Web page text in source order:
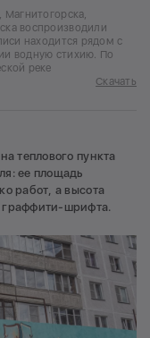
Магнитогорска,
воспроизводили
находится рядом с
водную стихию. По
реке
Скачать
теплового пункта
ее площадь
работ, а высота
граффити-шрифта.